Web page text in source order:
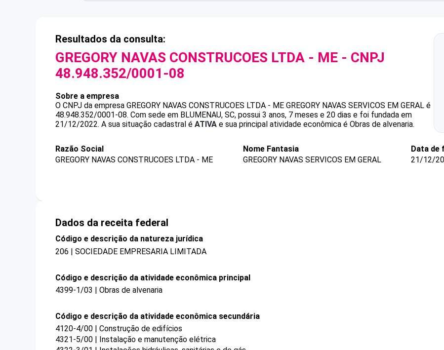
Resultados da consulta:
GREGORY NAVAS CONSTRUCOES LTDA - ME - CNPJ
48.948.352/0001-08
Sobre a empresa
O CNPJ da empresa GREGORY NAVAS CONSTRUCOES LTDA - ME GREGORY NAVAS SERVICOS EM GERAL é
48.948.352/0001-08. Com sede em BLUMENAU, SC, possui 3 anos, 7 meses e 20 dias e foi fundada em
21/12/2022. A sua situação cadastral é ATIVA e sua principal atividade econômica é Obras de alvenaria.
Razão Social
GREGORY NAVAS CONSTRUCOES LTDA - ME
Nome Fantasia
GREGORY NAVAS SERVICOS EM GERAL
Data de
21/12/
Dados da receita federal
Código e descrição da natureza jurídica
206 | SOCIEDADE EMPRESARIA LIMITADA
Código e descrição da atividade econômica principal
4399-1/03 | Obras de alvenaria
Código e descrição da atividade econômica secundária
4120-4/00 | Construção de edifícios
4321-5/00 | Instalação e manutenção elétrica